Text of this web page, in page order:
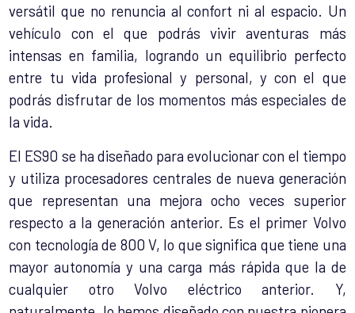
versátil que no renuncia al confort ni al espacio. Un
vehículo con el que podrás vivir aventuras más
intensas en familia, logrando un equilibrio perfecto
entre tu vida profesional y personal, y con el que
podrás disfrutar de los momentos más especiales de
la vida.
El ES90 se ha diseñado para evolucionar con el tiempo
y utiliza procesadores centrales de nueva generación
que representan una mejora ocho veces superior
respecto a la generación anterior. Es el primer Volvo
con tecnología de 800 V, lo que significa que tiene una
mayor autonomía y una carga más rápida que la de
cualquier otro Volvo eléctrico anterior. Y,